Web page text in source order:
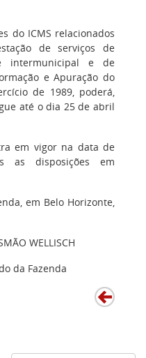
do ICMS relacionados
de serviços de
intermunicipal e de
e Apuração do
de 1989, poderá,
até o dia 25 de abril
em vigor na data de
as disposições em
em Belo Horizonte,
WELLISCH
da Fazenda